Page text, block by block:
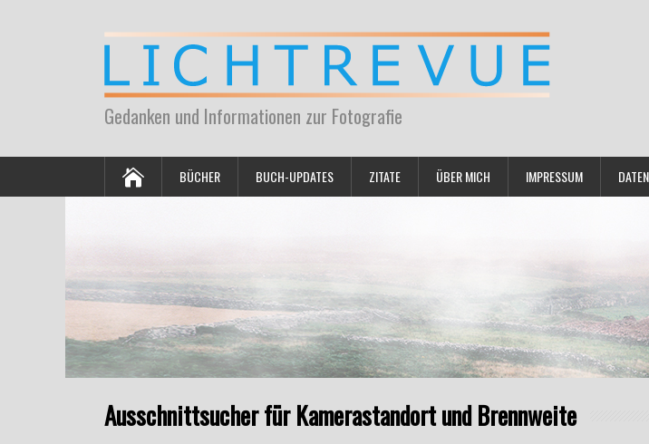
Gedanken und Informationen zur Fotografie
BÜCHER BUCH-UPDATES ZITATE ÜBER MICH IMPRESSUM
Ausschnittsucher für Kamerastandort und Brennweite